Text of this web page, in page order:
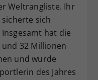
Weltrangliste. Ihr
sich
hat die
und 32 Millionen
und wurde
des Jahres